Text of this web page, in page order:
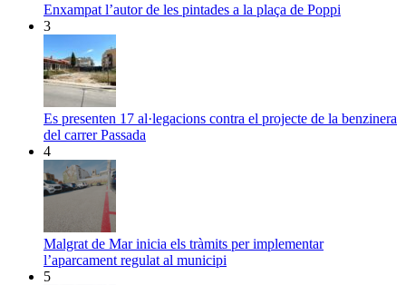
Enxampat l’autor de les pintades a la plaça de Poppi
3
Es presenten 17 al·legacions contra el projecte de la benzinera
del carrer Passada
4
Malgrat de Mar inicia els tràmits per implementar
l’aparcament regulat al municipi
5